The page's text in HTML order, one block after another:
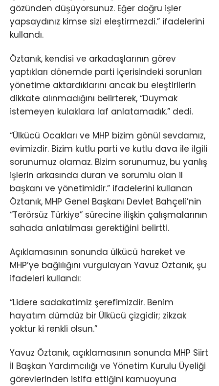
gözünden düşüyorsunuz. Eğer doğru işler
yapsaydınız kimse sizi eleştirmezdi.” ifadelerini
kullandı.
Öztanık, kendisi ve arkadaşlarının görev
yaptıkları dönemde parti içerisindeki sorunları
yönetime aktardıklarını ancak bu eleştirilerin
dikkate alınmadığını belirterek, “Duymak
istemeyen kulaklara laf anlatamadık.” dedi.
“Ülkücü Ocakları ve MHP bizim gönül sevdamız,
evimizdir. Bizim kutlu parti ve kutlu dava ile ilgili
sorunumuz olamaz. Bizim sorunumuz, bu yanlış
işlerin arkasında duran ve sorumlu olan il
başkanı ve yönetimidir.” ifadelerini kullanan
Öztanık, MHP Genel Başkanı Devlet Bahçeli’nin
“Terörsüz Türkiye” sürecine ilişkin çalışmalarının
sahada anlatılması gerektiğini belirtti.
Açıklamasının sonunda ülkücü hareket ve
MHP’ye bağlılığını vurgulayan Yavuz Öztanık, şu
ifadeleri kullandı:
“Lidere sadakatimiz şerefimizdir. Benim
hayatım dümdüz bir Ülkücü çizgidir; zikzak
yoktur ki renkli olsun.”
Yavuz Öztanık, açıklamasının sonunda MHP Siirt
İl Başkan Yardımcılığı ve Yönetim Kurulu Üyeliği
görevlerinden istifa ettiğini kamuoyuna